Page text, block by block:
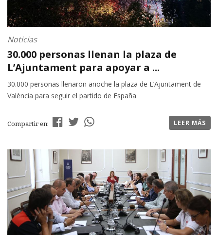
Noticias
30.000 personas llenan la plaza de
L’Ajuntament para apoyar a ...
30.000 personas llenaron anoche la plaza de L’Ajuntament de
València para seguir el partido de España
Compartir en: LEER MÁS